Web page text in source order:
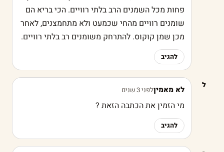
פחות מכל השמנים הרב בלתי רוויים. הכי בריא הם
שומנים רוויים מהחי שכמעט ולא מתחמצנים, לאחר
מכן שמן קוקוס. להתרחק משומנים רב בלתי רוויים.
להגיב
ל לא מאמיןלפני 3 שנים
מי הזמין את הכתבה הזאת ?
להגיב